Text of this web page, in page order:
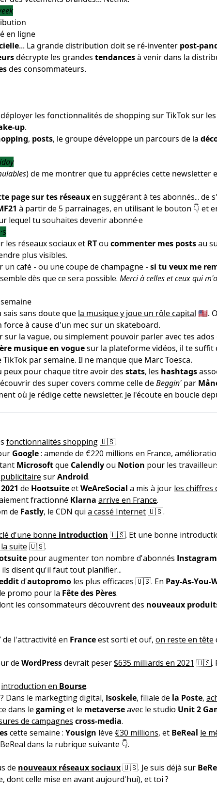
... La grande distribution doit se ré-inventer post-
décrypte les grandes tendancesà venir dans la
des consommateurs.
les fonctionnalités de shopping sur TikTok sur
up.
, posts, le groupe développe un parcours de la
) de me montrer que tu apprécies cette newsletter
page sur tes réseauxen suggérant à tes abonnés... de
à partir de 5 parrainages, en utilisant le bouton 👇 et
lequel tu souhaites devenir abonné·e
les réseaux sociaux et RTou commenter mes postsau
plus visibles.
café - ou une coupe de champagne - si tu veux me
dès que ce sera possible. Merci à celles et ceux qui
sais sans doute que la musique y joue un rôle capital 🇺🇸.
à cause d'un mec sur un skateboard.
sur la vague, ou simplement pouvoir parler avec tes
musique en voguesur la plateforme vidéos, il te suffit
par semaine. Il ne manque que Marc Toesca.
peux pour chaque titre avoir des stats, les hashtags
des super covers comme celle deBeggin' par
où je rédige cette newsletter. Je l'écoute en boucle
fonctionnalités shopping🇺🇸.
Google: amende de €220 millions en France,
Microsoftque Calendlyou Notion pour les
surAndroid.
de HootsuiteetWeAreSocial a mis à jour les chiffres
fractionné Klarna arrive en France.
de Fastly, le CDN qui a cassé Internet🇺🇸.
d'une bonne introduction 🇺🇸. Et une bonne
suite 🇺🇸.
pour augmenter ton nombre d'abonnés Instagram
disent qu'il faut tout planifier...
d'autopromo les plus efficaces 🇺🇸. En Pay-As-You-
promo pour la Fête des Pères.
les consommateurs découvrent des nouveaux
de l'attractivité en Franceest sorti et ouf, on reste en tête
de WordPressdevrait peser$635 milliards en 2021 🇺🇸.
introduction en Bourse.
Dans le markegting digital, Isoskele, filiale de la Poste,
dans le gaminget le metaverseavec le studio Unit 2
de campagnes cross-media.
cette semaine : Yousign lève €30 millions, et BeReal le
dans la rubrique suivante 👇.
de nouveaux réseaux sociaux🇺🇸. Je suis déjà sur
dont celle mise en avant aujourd'hui), et toi ?